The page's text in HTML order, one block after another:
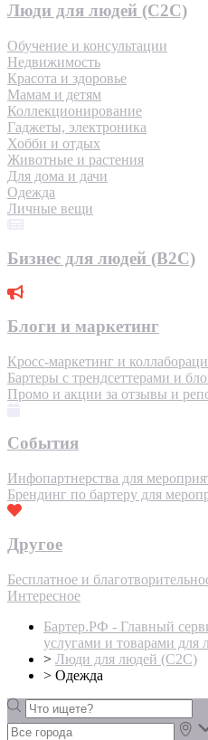
Люди для людей (С2С)
Обучение и консультации
Недвижимость
Красота и здоровье
Мамам и детям
Коллекционирование
Гаджеты, электроника
Хобби и отдых
Животные и растения
Для дома и дачи
Одежда
Личные вещи
Бизнес для людей (B2C)
Блоги и маркетинг
Кросс-маркетинг и
Бартеры с трендсеттерами и
Промо и акции за отзывы и
События
Инфопартнерства для
Брендинг по бартеру для
Другое
Бесплатное и
Интересное
Бартер.РФ - Главный
услугами и товарами для
> Люди для людей (С2С)
> Одежда